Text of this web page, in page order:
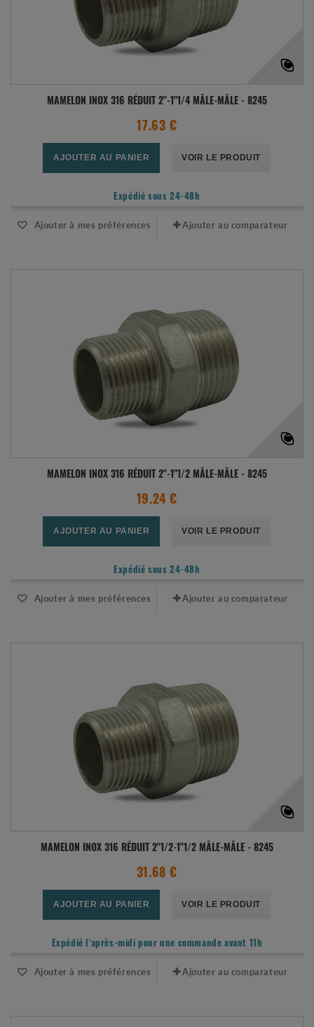
MAMELON INOX 316 RÉDUIT 2"-1"1/4 MÂLE-MÂLE - 8245
17.63 €
AJOUTER AU PANIER VOIR LE PRODUIT
Expédié sous 24-48h
Ajouter à mes préférences Ajouter au comparateur
MAMELON INOX 316 RÉDUIT 2"-1"1/2 MÂLE-MÂLE - 8245
19.24 €
AJOUTER AU PANIER VOIR LE PRODUIT
Expédié sous 24-48h
Ajouter à mes préférences Ajouter au comparateur
MAMELON INOX 316 RÉDUIT 2"1/2-1"1/2 MÂLE-MÂLE - 8245
31.68 €
AJOUTER AU PANIER VOIR LE PRODUIT
Expédié l'après-midi pour une commande avant 11h
Ajouter à mes préférences Ajouter au comparateur